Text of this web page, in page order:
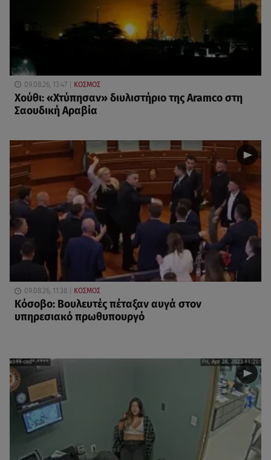
09.08.26, 13:47 ΚΟΣΜΟΣ
Χούθι: «Χτύπησαν» διυλιστήριο της Aramco στη
Σαουδική Αραβία
09.08.26, 11:38 ΚΟΣΜΟΣ
Κόσοβο: Βουλευτές πέταξαν αυγά στον
υπηρεσιακό πρωθυπουργό